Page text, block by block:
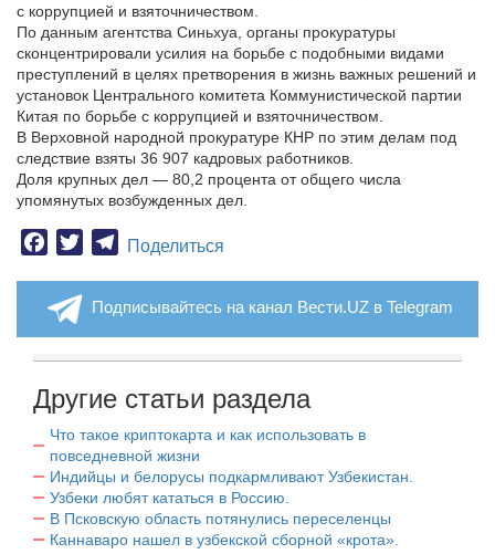
с коррупцией и взяточничеством.
По данным агентства Синьхуа, органы прокуратуры
сконцентрировали усилия на борьбе с подобными видами
преступлений в целях претворения в жизнь важных решений и
установок Центрального комитета Коммунистической партии
Китая по борьбе с коррупцией и взяточничеством.
В Верховной народной прокуратуре КНР по этим делам под
следствие взяты 36 907 кадровых работников.
Доля крупных дел — 80,2 процента от общего числа
упомянутых возбужденных дел.
Facebook
TwitterTelegram
Поделиться
Подписывайтесь на канал Вести.UZ в Telegram
Другие статьи раздела
Что такое криптокарта и как использовать в
повседневной жизни
Индийцы и белорусы подкармливают Узбекистан.
Узбеки любят кататься в Россию.
В Псковскую область потянулись переселенцы
Каннаваро нашел в узбекской сборной «крота».